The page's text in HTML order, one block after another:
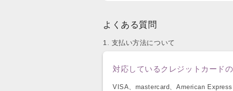
よくある質問
1. 支払い方法について
対応しているクレジットカード
VISA、mastercard、American Express